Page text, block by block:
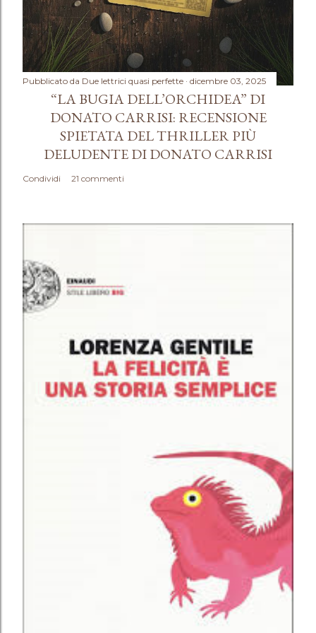
Pubblicato da Due lettrici quasi perfette dicembre 03, 2025
“LA BUGIA DELL’ORCHIDEA” DI
DONATO CARRISI: RECENSIONE
SPIETATA DEL THRILLER PIÙ
DELUDENTE DI DONATO CARRISI
Condividi 21 commenti